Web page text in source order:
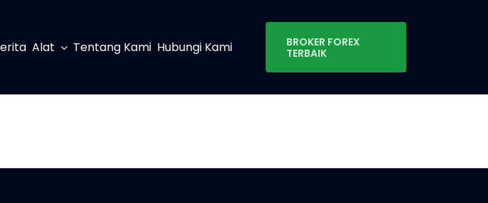
Alat Tentang Kami Hubungi Kami
BROKER FOREX
TERBAIK